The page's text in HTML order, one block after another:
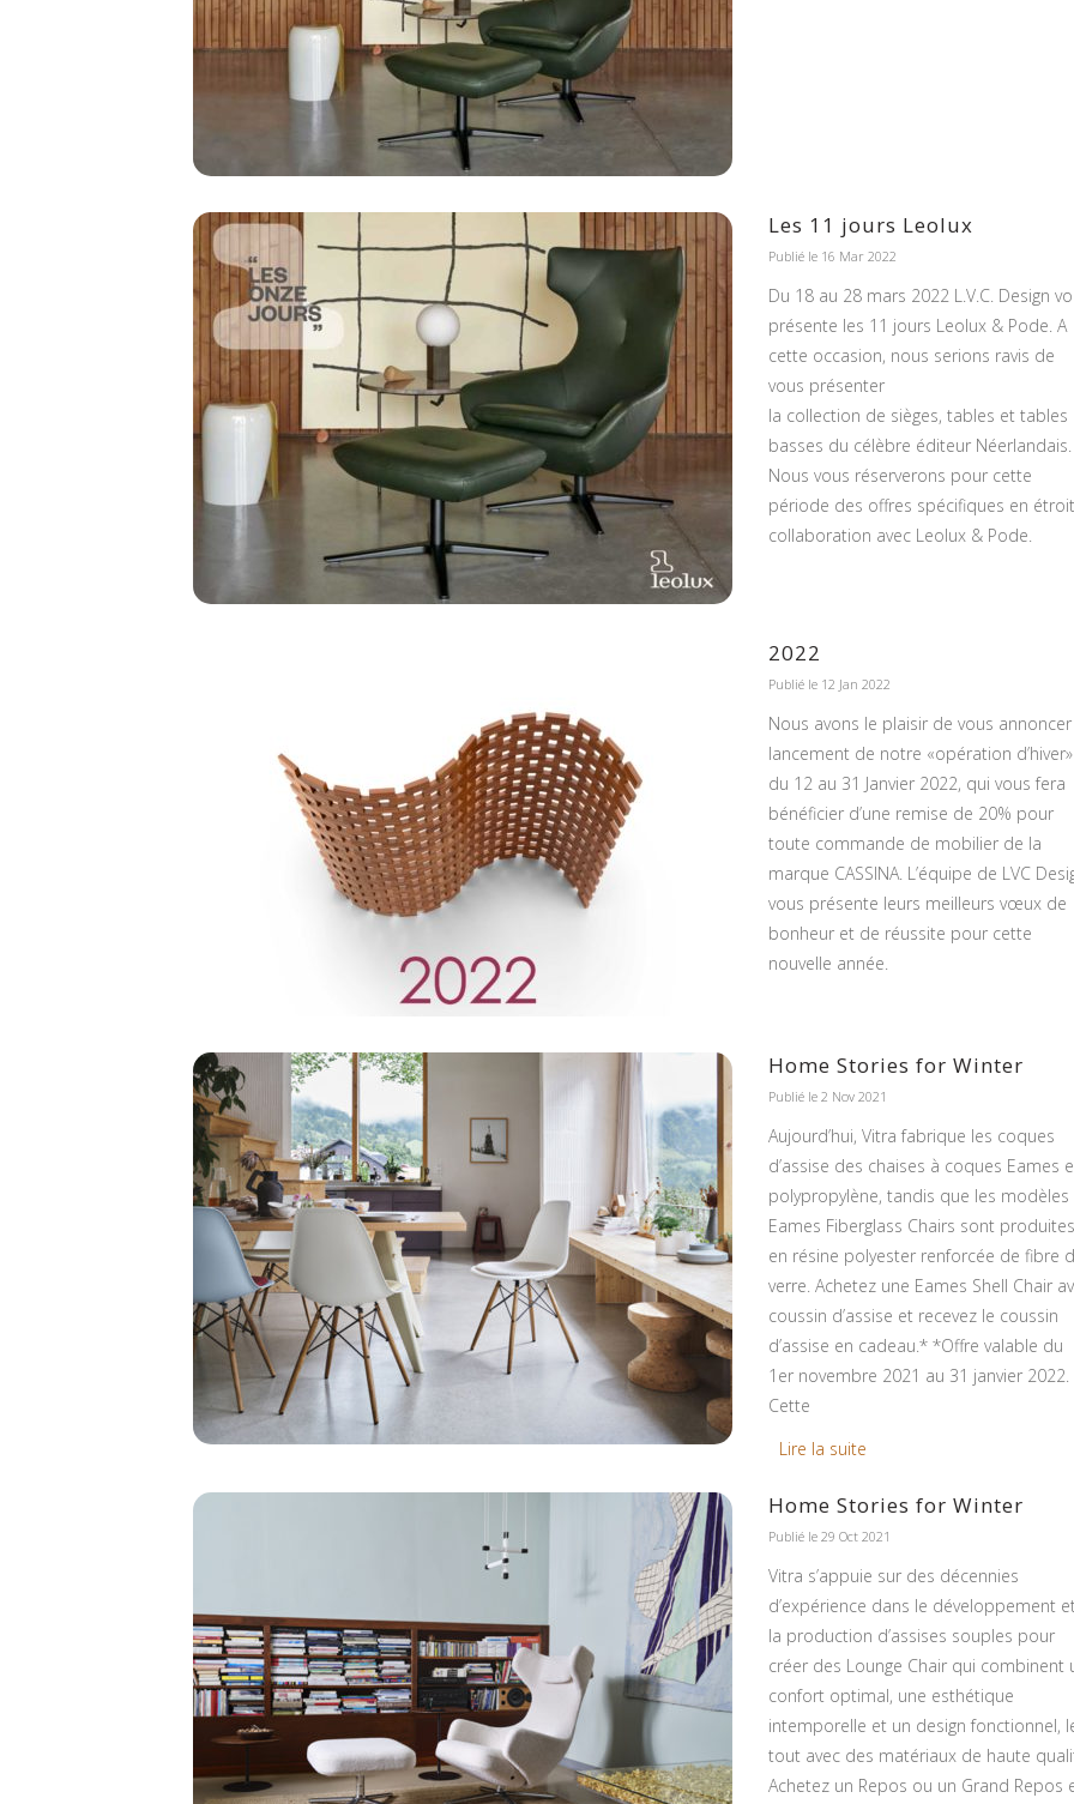
Les 11 jours Leolux
Publié le 16 Mar 2022
Du 18 au 28 mars 2022 L.V.C. Design
présente les 11 jours Leolux & Pode. A
cette occasion, nous serions ravis de
vous présenter
la collection de sièges, tables et tables
basses du célèbre éditeur Néerlandais.
Nous vous réserverons pour cette
période des offres spécifiques en
collaboration avec Leolux & Pode.
2022
Publié le 12 Jan 2022
Nous avons le plaisir de vous
lancement de notre «opération d’hiver»
du 12 au 31 Janvier 2022, qui vous fera
bénéficier d’une remise de 20% pour
toute commande de mobilier de la
marque CASSINA. L’équipe de LVC
vous présente leurs meilleurs vœux de
bonheur et de réussite pour cette
nouvelle année.
Home Stories for Winter
Publié le 2 Nov 2021
Aujourd’hui, Vitra fabrique les coques
d’assise des chaises à coques Eames
polypropylène, tandis que les modèles
Eames Fiberglass Chairs sont produites
en résine polyester renforcée de fibre
verre. Achetez une Eames Shell Chair
coussin d’assise et recevez le coussin
d’assise en cadeau.* *Offre valable du
1er novembre 2021 au 31 janvier 2022.
Cette
Lire la suite
Home Stories for Winter
Publié le 29 Oct 2021
Vitra s’appuie sur des décennies
d’expérience dans le développement
la production d’assises souples pour
créer des Lounge Chair qui combinent
confort optimal, une esthétique
intemporelle et un design fonctionnel,
tout avec des matériaux de haute
Achetez un Repos ou un Grand Repos